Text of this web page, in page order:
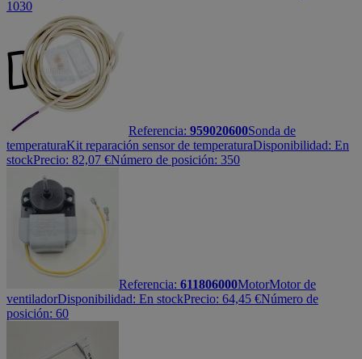
1030
Referencia: 959020600Sonda de
temperaturaKit reparación sensor de temperaturaDisponibilidad: En
stockPrecio: 82,07 €Número de posición: 350
Referencia: 611806000MotorMotor de
ventiladorDisponibilidad: En stockPrecio: 64,45 €Número de
posición: 60